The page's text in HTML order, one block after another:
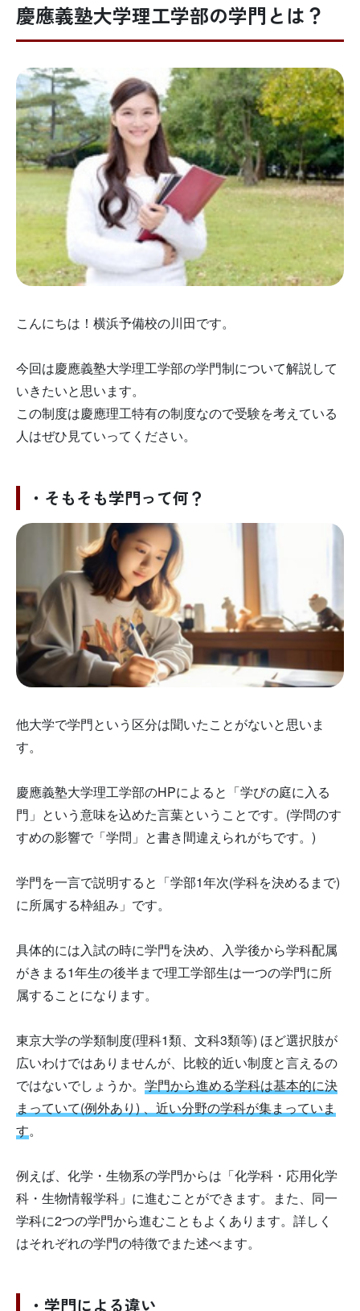
慶應義塾大学理工学部の学門とは？
こんにちは！横浜予備校の川田です。
今回は慶應義塾大学理工学部の学門制について解説して
いきたいと思います。
この制度は慶應理工特有の制度なので受験を考えている
人はぜひ見ていってください。
・そもそも学門って何？
他大学で学門という区分は聞いたことがないと思いま
す。
慶應義塾大学理工学部のHPによると「学びの庭に入る
門」という意味を込めた言葉ということです。(学問のす
すめの影響で「学問」と書き間違えられがちです。)
学門を一言で説明すると「学部1年次(学科を決めるまで)
に所属する枠組み」です。
具体的には入試の時に学門を決め、入学後から学科配属
がきまる1年生の後半まで理工学部生は一つの学門に所
属することになります。
東京大学の学類制度(理科1類、文科3類等) ほど選択肢が
広いわけではありませんが、比較的近い制度と言えるの
ではないでしょうか。 学門から進める学科は基本的に決
まっていて(例外あり) 、近い分野の学科が集まっていま
す。
例えば、化学・生物系の学門からは「化学科・応用化学
科・生物情報学科」に進むことができます。また、同一
学科に2つの学門から進むこともよくあります。詳しく
はそれぞれの学門の特徴でまた述べます。
・学門による違い